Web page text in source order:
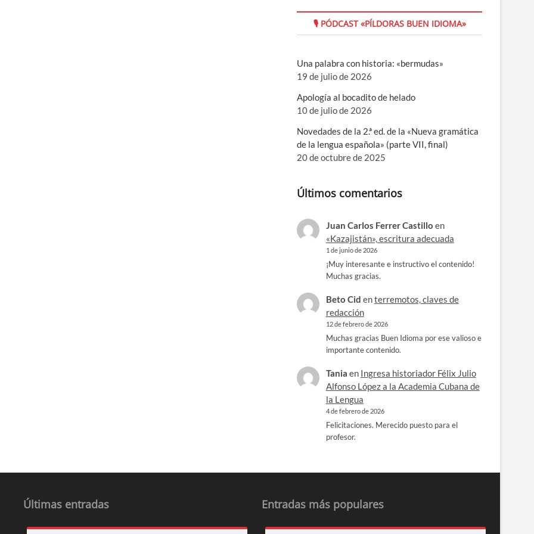
🎙 PÓDCAST «PÍLDORAS BUEN IDIOMA»
Una palabra con historia: «bermudas»
19 de julio de 2026
Apología al bocadito de helado
10 de julio de 2026
Novedades de la 2.ª ed. de la «Nueva gramática
de la lengua española» (parte VII, final)
20 de octubre de 2025
Últimos comentarios
Juan Carlos Ferrer Castillo en
«Kazajistán», escritura adecuada
1 de junio de 2026
¡Muy interesante e instructivo el contenido!
Muchas gracias.
Beto Cid enterremotos, claves de
redacción
12 de febrero de 2026
Muchas gracias Buen Idioma por ese valioso e
importante contenido.
Tania en Ingresa historiador Félix Julio
Alfonso López a la Academia Cubana de
la Lengua
4 de febrero de 2026
Felicitaciones. Merecido puesto para el
profesor.
Últimas entradas Entradas más populares